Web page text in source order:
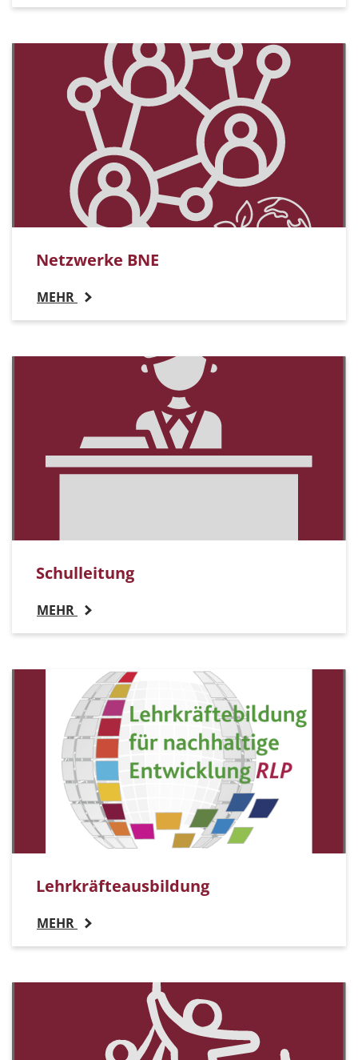
Netzwerke BNE
MEHR
Schulleitung
MEHR
Lehrkräfteausbildung
MEHR